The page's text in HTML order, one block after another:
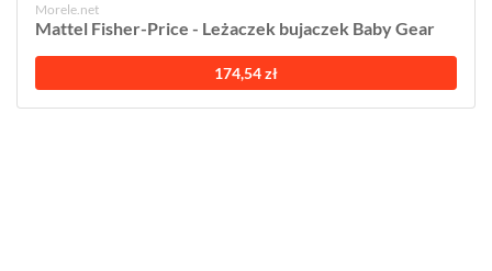
Morele.net
Mattel Fisher-Price - Leżaczek bujaczek Baby Gear
174,54 zł